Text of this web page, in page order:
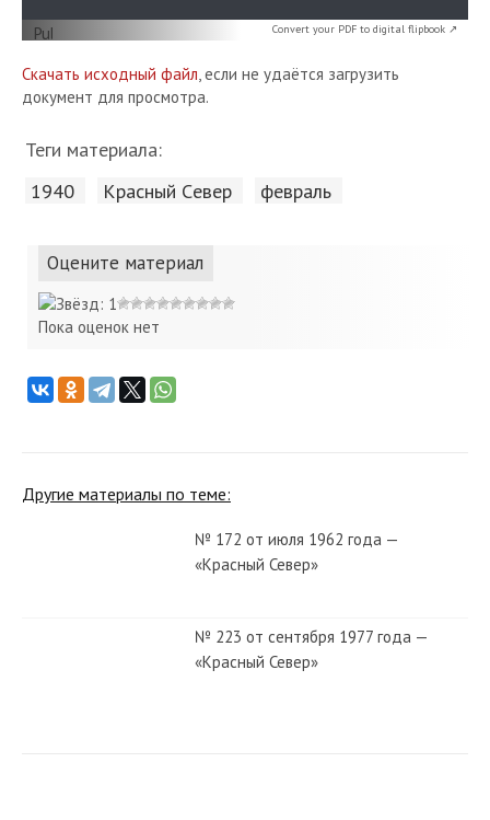
Convert your PDF to digital flipbook ↗
Скачать исходный файл, если не удаётся загрузить
документ для просмотра.
Теги материала:
1940 Красный Cевер февраль
Оцените материал
Пока оценок нет
Другие материалы по теме:
№ 172 от июля 1962 года —
«Красный Север»
№ 223 от сентября 1977 года —
«Красный Север»